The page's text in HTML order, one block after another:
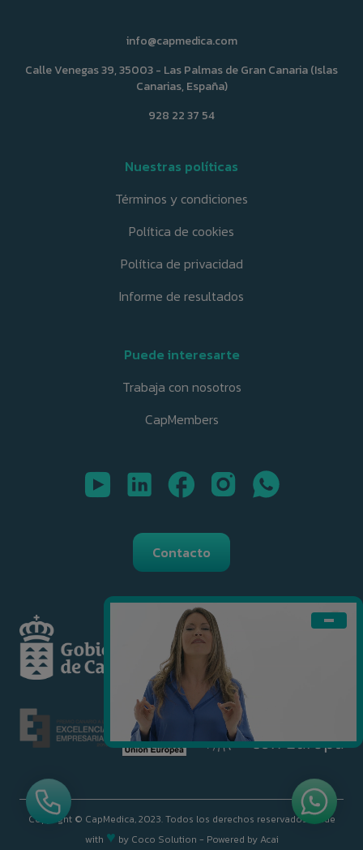
info@capmedica.com
Calle Venegas 39, 35003 - Las Palmas de Gran Canaria (Islas
Canarias, España)
928 22 37 54
Nuestras políticas
Términos y condiciones
Política de cookies
Política de privacidad
Informe de resultados
Puede interesarte
Trabaja con nosotros
CapMembers
Contacto
Copyright © CapMedica, 2023. Todos los derechos reservados. Made
with ♥ by Coco Solution - Powered by Acai